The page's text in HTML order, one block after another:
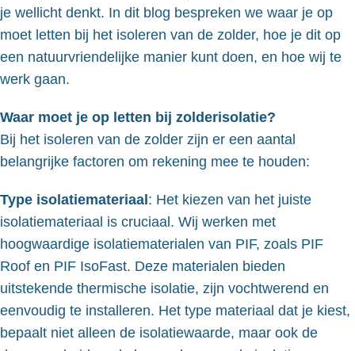
je wellicht denkt. In dit blog bespreken we waar je op
moet letten bij het isoleren van de zolder, hoe je dit op
een natuurvriendelijke manier kunt doen, en hoe wij te
werk gaan.
Waar moet je op letten bij zolderisolatie?
Bij het isoleren van de zolder zijn er een aantal
belangrijke factoren om rekening mee te houden:
Type isolatiemateriaal: Het kiezen van het juiste
isolatiemateriaal is cruciaal. Wij werken met
hoogwaardige isolatiematerialen van PIF, zoals PIF
Roof en PIF IsoFast. Deze materialen bieden
uitstekende thermische isolatie, zijn vochtwerend en
eenvoudig te installeren. Het type materiaal dat je kiest,
bepaalt niet alleen de isolatiewaarde, maar ook de